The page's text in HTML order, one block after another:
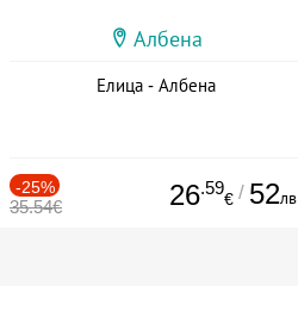
Албена
Елица - Албена
-25%
35.54€ 26.59
€ / 52лв.